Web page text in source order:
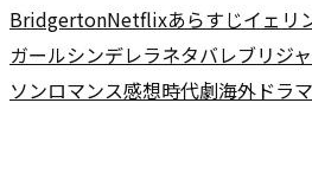
BridgertonNetflixあらすじイェリ
ガールシンデレラネタバレブリジ
ソンロマンス感想時代劇海外ドラマ